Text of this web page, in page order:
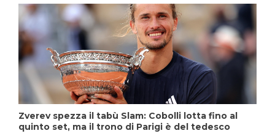
Zverev spezza il tabù Slam: Cobolli lotta fino al
quinto set, ma il trono di Parigi è del tedesco